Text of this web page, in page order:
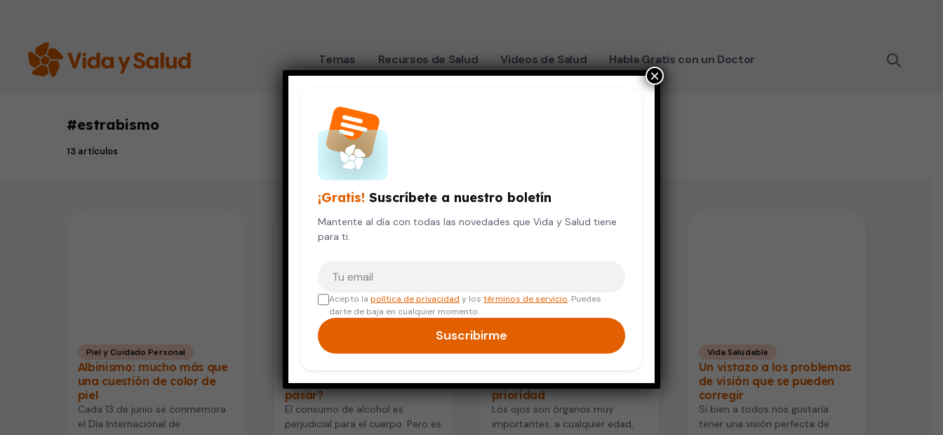
Temas Recursos de Salud Videos de Salud Habla Gratis con un Doctor
#estrabismo
13 artículos
Piel y Cuidado Personal
Albinismo: mucho más que
una cuestión de color de
piel
Cada 13 de junio se conmemora
el Día Internacional de
Embarazo y Bebés
embarazo, ¿qué puede
pasar?
El consumo de alcohol es
perjudicial para el cuerpo. Pero es
Embarazo y Bebés
niños debe ser una
prioridad
Los ojos son órganos muy
importantes, a cualquier edad,
Vida Saludable
Un vistazo a los problemas
de visión que se pueden
corregir
Si bien a todos nos gustaría
tener una visión perfecta de
¡Gratis! Suscríbete a nuestro boletín
Mantente al día con todas las novedades que Vida y Salud tiene
para ti.
Acepto lapolítica de privacidad y lostérminos de servicio. Puedes
darte de baja en cualquier momento.
Suscribirme
×